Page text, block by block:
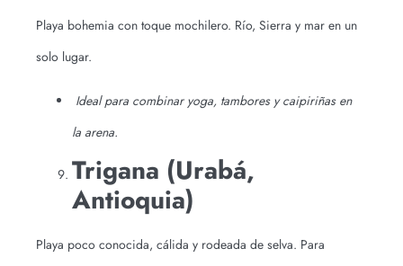
Playa bohemia con toque mochilero. Río, Sierra y mar en un
solo lugar.
Ideal para combinar yoga, tambores y caipiriñas en
la arena.
Trigana (Urabá,
Antioquia)
Playa poco conocida, cálida y rodeada de selva. Para